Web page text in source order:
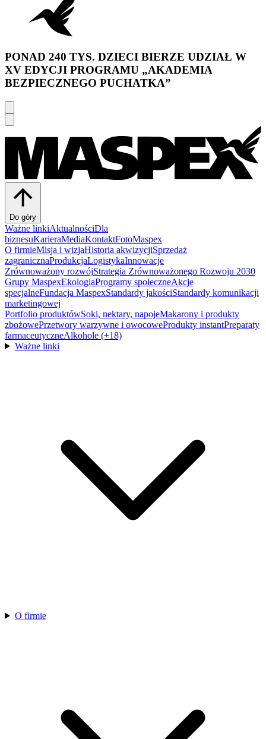
PONAD 240 TYS. DZIECI BIERZE UDZIAŁ W
XV EDYCJI PROGRAMU „AKADEMIA
BEZPIECZNEGO PUCHATKA”
Do góry
Ważne linkiAktualnościDla
biznesuKarieraMediaKontaktFotoMaspex
O firmieMisja i wizjaHistoria akwizycjiSprzedaż
zagranicznaProdukcjaLogistykaInnowacje
Zrównoważony rozwójStrategia Zrównoważonego Rozwoju 2030
Grupy MaspexEkologiaProgramy społeczneAkcje
specjalneFundacja MaspexStandardy jakościStandardy komunikacji
marketingowej
Portfolio produktówSoki, nektary, napojeMakarony i produkty
zbożowePrzetwory warzywne i owocoweProdukty instantPreparaty
farmaceutyczneAlkohole (+18)
Ważne linki
O firmie